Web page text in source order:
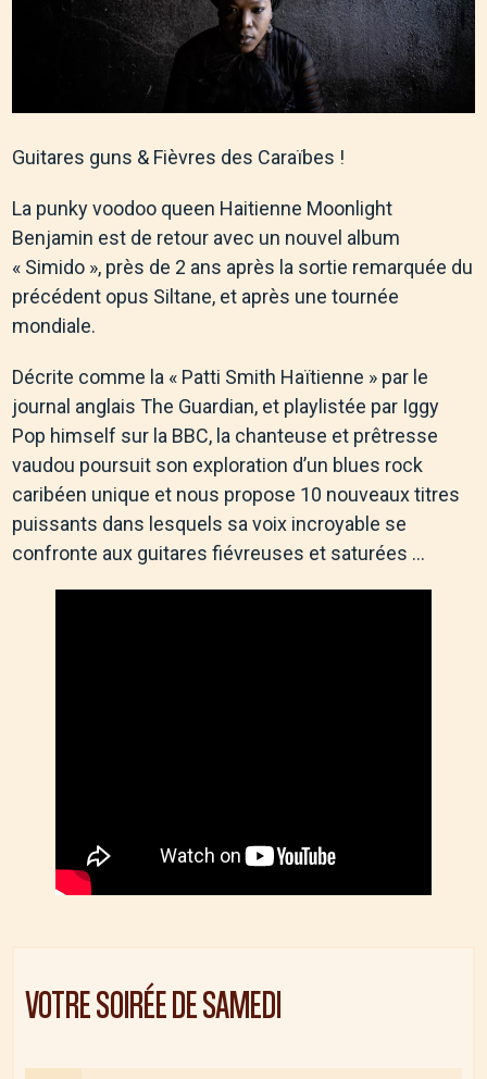
Guitares guns & Fièvres des Caraïbes !
La punky voodoo queen Haitienne Moonlight
Benjamin est de retour avec un nouvel album
« Simido », près de 2 ans après la sortie remarquée du
précédent opus Siltane, et après une tournée
mondiale.
Décrite comme la « Patti Smith Haïtienne » par le
journal anglais The Guardian, et playlistée par Iggy
Pop himself sur la BBC, la chanteuse et prêtresse
vaudou poursuit son exploration d’un blues rock
caribéen unique et nous propose 10 nouveaux titres
puissants dans lesquels sa voix incroyable se
confronte aux guitares fiévreuses et saturées …
VOTRE SOIRÉE DESAMEDI